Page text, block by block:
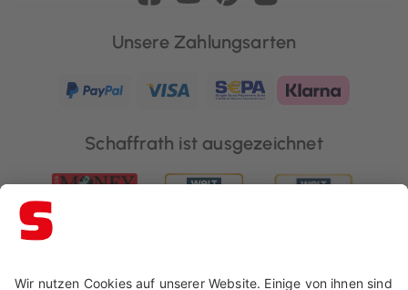
Unsere Zahlungsarten
Schaffrath ist ausgezeichnet